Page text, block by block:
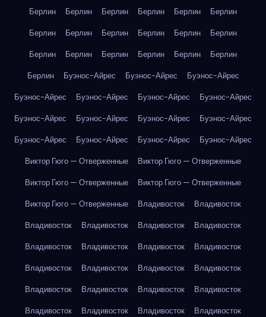
Берлин Берлин Берлин Берлин Берлин
Берлин
Берлин
Берлин Берлин Берлин Берлин
Берлин
Берлин
Берлин Берлин Берлин Берлин
Берлин
Берлин
Буэнос-Айрес Буэнос-Айрес
Буэнос-Айрес
Буэнос-Айрес
Буэнос-Айрес Буэнос-Айрес
Буэнос-Айрес
Буэнос-Айрес
Буэнос-Айрес Буэнос-Айрес
Буэнос-Айрес
Буэнос-Айрес
Буэнос-Айрес Буэнос-Айрес
Буэнос-Айрес
Виктор Гюго — Отверженные
Виктор Гюго — Отверженные
Виктор Гюго — Отверженные
Виктор Гюго — Отверженные
Виктор Гюго — Отверженные
Владивосток
Владивосток
Владивосток
Владивосток Владивосток
Владивосток
Владивосток
Владивосток Владивосток
Владивосток
Владивосток
Владивосток Владивосток
Владивосток
Владивосток
Владивосток Владивосток
Владивосток
Владивосток
Владивосток Владивосток
Владивосток